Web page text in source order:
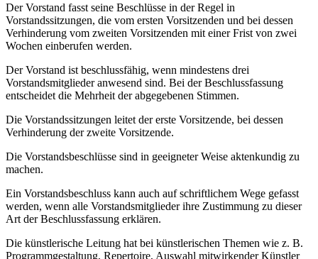
Der Vorstand fasst seine Beschlüsse in der Regel in
Vorstandssitzungen, die vom ersten Vorsitzenden und bei dessen
Verhinderung vom zweiten Vorsitzenden mit einer Frist von zwei
Wochen einberufen werden.
Der Vorstand ist beschlussfähig, wenn mindestens drei
Vorstandsmitglieder anwesend sind. Bei der Beschlussfassung
entscheidet die Mehrheit der abgegebenen Stimmen.
Die Vorstandssitzungen leitet der erste Vorsitzende, bei dessen
Verhinderung der zweite Vorsitzende.
Die Vorstandsbeschlüsse sind in geeigneter Weise aktenkundig zu
machen.
Ein Vorstandsbeschluss kann auch auf schriftlichem Wege gefasst
werden, wenn alle Vorstandsmitglieder ihre Zustimmung zu dieser
Art der Beschlussfassung erklären.
Die künstlerische Leitung hat bei künstlerischen Themen wie z. B.
Programmgestaltung, Repertoire, Auswahl mitwirkender Künstler